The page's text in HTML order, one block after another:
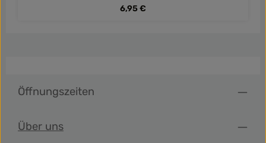
Regulärer Preis:
6,95 €
Öffnungszeiten
Über uns